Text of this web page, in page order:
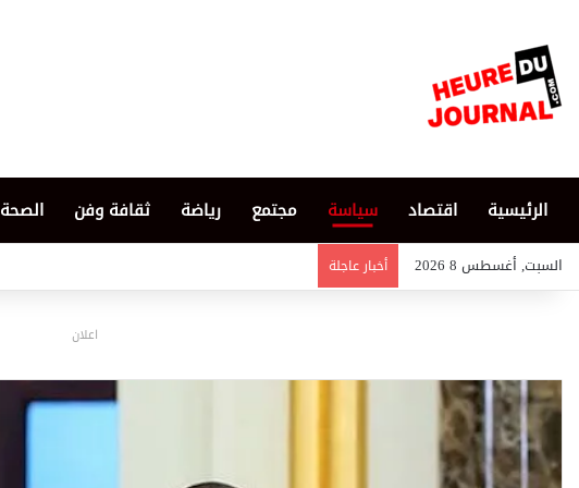
الرئيسية اقتصاد سياسة مجتمع رياضة ثقافة وفن الصحة
السبت, أغسطس 8 2026 أخبار عاجلة
اعلان